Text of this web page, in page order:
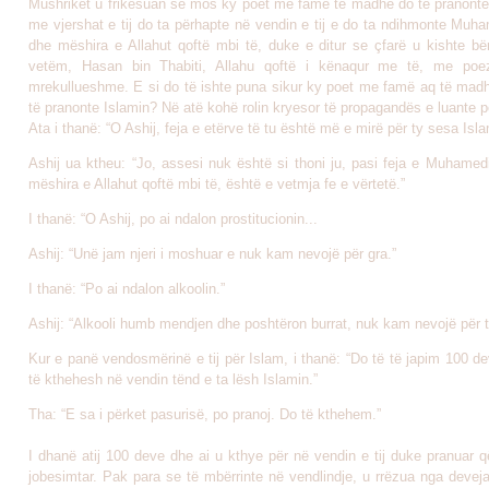
Mushrikët u frikësuan se mos ky poet me famë të madhe do të
me vjershat e tij do ta përhapte në vendin e tij e do ta ndihmonte
dhe mëshira e Allahut qoftë mbi të, duke e ditur se çfarë u kishte
vetëm, Hasan bin Thabiti, Allahu qoftë i kënaqur me të, me
mrekullueshme. E si do të ishte puna sikur ky poet me famë aq të
të pranonte Islamin? Në atë kohë rolin kryesor të propagandës e luante
Ata i thanë: “O Ashij, feja e etërve të tu është më e mirë për ty sesa
Ashij ua ktheu: “Jo, assesi nuk është si thoni ju, pasi feja e
mëshira e Allahut qoftë mbi të, është e vetmja fe e vërtetë.”
I thanë: “O Ashij, po ai ndalon prostitucionin...
Ashij: “Unë jam njeri i moshuar e nuk kam nevojë për gra.”
I thanë: “Po ai ndalon alkoolin.”
Ashij: “Alkooli humb mendjen dhe poshtëron burrat, nuk kam nevojë për
Kur e panë vendosmërinë e tij për Islam, i thanë: “Do të të japim 100
të kthehesh në vendin tënd e ta lësh Islamin.”
Tha: “E sa i përket pasurisë, po pranoj. Do të kthehem.”
I dhanë atij 100 deve dhe ai u kthye për në vendin e tij duke pranuar
jobesimtar. Pak para se të mbërrinte në vendlindje, u rrëzua nga